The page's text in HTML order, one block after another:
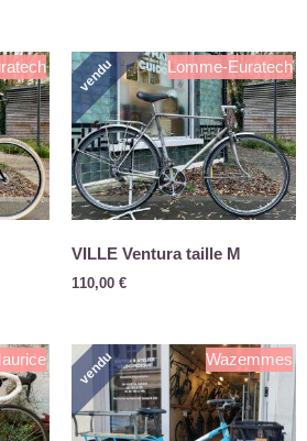
Lomme-Euratech
vendu
VILLE Ventura taille M
110,00 €
Wazemmes
vendu